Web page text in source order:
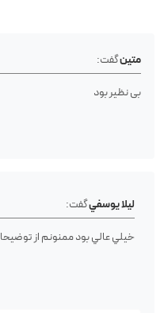
متینگفت:
بی نظیر بود
ليلا يوسفيگفت:
خيلي عالي بود ممنونم از